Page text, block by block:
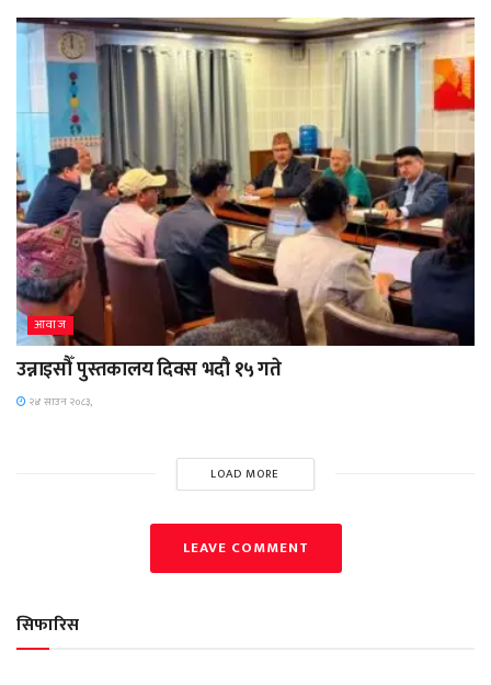
आवाज
उन्नाइसौँ पुस्तकालय दिवस भदौ १५ गते
२४ साउन २०८३,
LOAD MORE
LEAVE COMMENT
सिफारिस